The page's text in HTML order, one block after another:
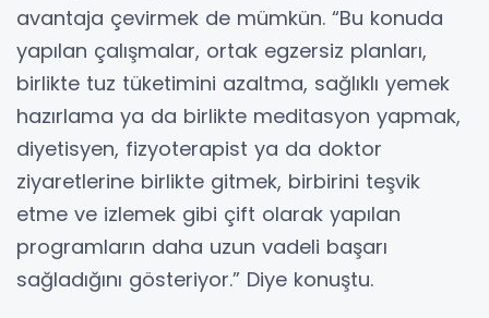
avantaja çevirmek de mümkün. “Bu konuda
yapılan çalışmalar, ortak egzersiz planları,
birlikte tuz tüketimini azaltma, sağlıklı yemek
hazırlama ya da birlikte meditasyon yapmak,
diyetisyen, fizyoterapist ya da doktor
ziyaretlerine birlikte gitmek, birbirini teşvik
etme ve izlemek gibi çift olarak yapılan
programların daha uzun vadeli başarı
sağladığını gösteriyor.” Diye konuştu.